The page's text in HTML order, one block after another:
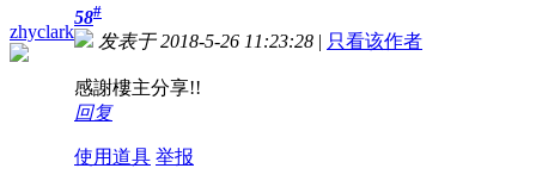
zhyclark
58#
发表于 2018-5-26 11:23:28 | 只看该作者
感謝樓主分享!!
回复
使用道具 举报